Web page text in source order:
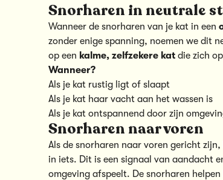
Snorharen in neutrale
Wanneer de snorharen van je kat in een
zonder enige spanning, noemen we dit
op een kalme, zelfzekere kat die zich
Wanneer?
Als je kat rustig ligt of slaapt
Als je kat haar vacht aan het wassen is
Als je kat ontspannend door zijn
Snorharen naar voren
Als de snorharen naar voren gericht
in iets. Dit is een signaal van aandacht
omgeving afspeelt. De snorharen